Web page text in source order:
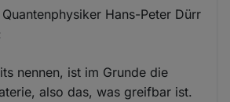
Hans-Peter Dürr
nennen, ist im Grunde die
also das, was greifbar ist.